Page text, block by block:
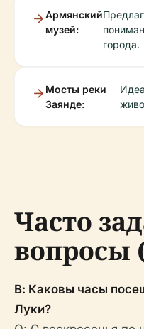
Армянский
музей:
города.
Мосты реки
Заянде:
Часто
вопросы
В: Каковы часы
Луки?